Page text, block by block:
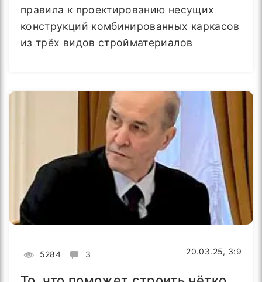
правила к проектированию несущих
конструкций комбинированных каркасов
из трёх видов стройматериалов
5284 3 20.03.25, 3:9